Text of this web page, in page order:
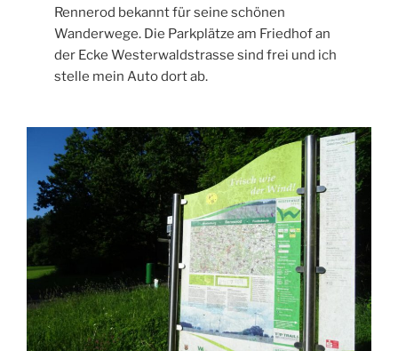
Rennerod bekannt für seine schönen
Wanderwege. Die Parkplätze am Friedhof an
der Ecke Westerwaldstrasse sind frei und ich
stelle mein Auto dort ab.